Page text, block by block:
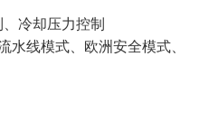
冷却压力控制
水线模式、欧洲安全模式、